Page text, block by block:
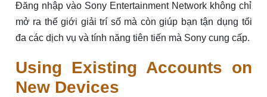
Đăng nhập vào Sony Entertainment Network không chỉ
mở ra thế giới giải trí số mà còn giúp bạn tận dụng tối
đa các dịch vụ và tính năng tiên tiến mà Sony cung cấp.
Using Existing Accounts on
New Devices